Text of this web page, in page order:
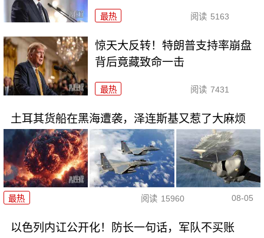
最热 阅读 5163
惊天大反转！特朗普支持率崩盘
背后竟藏致命一击
最热 阅读 7431
土耳其货船在黑海遭袭，泽连斯基又惹了大麻烦
最热 阅读 15960 08-05
以色列内讧公开化！防长一句话，军队不买账